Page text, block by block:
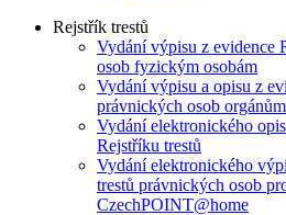
Rejstřík trestů
Vydání výpisu z evidence
osob fyzickým osobám
Vydání výpisu a opisu z
právnických osob
Vydání elektronického
Rejstříku trestů
Vydání elektronického
trestů právnických osob
CzechPOINT@home